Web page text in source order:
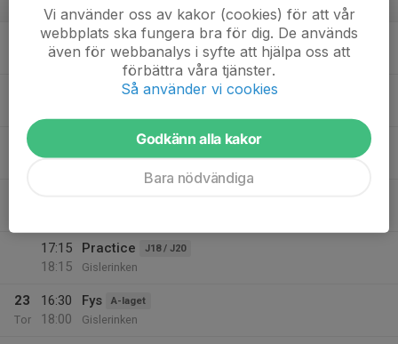
v.17
16:30
18:00
Fys A-laget
Gislerinken
Innebandy J18 / J20
21
18:15
J18 / J20
Gislerinken
17:15
18:15
Practice J18 / J20
Gislerinken
23
Tor
16:30
18:00
Fys A-laget
Gislerinken
Vi använder oss av kakor (cookies) för att vår
webbplats ska fungera bra för dig. De används
även för webbanalys i syfte att hjälpa oss att
förbättra våra tjänster.
Så använder vi cookies
Godkänn alla kakor
Bara nödvändiga